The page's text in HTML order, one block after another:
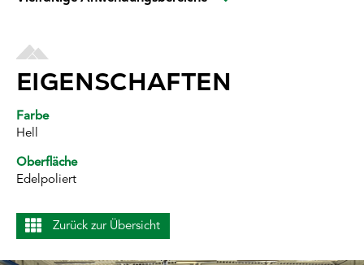
EIGENSCHAFTEN
Farbe
Hell
Oberfläche
Edelpoliert
Zurück zur Übersicht